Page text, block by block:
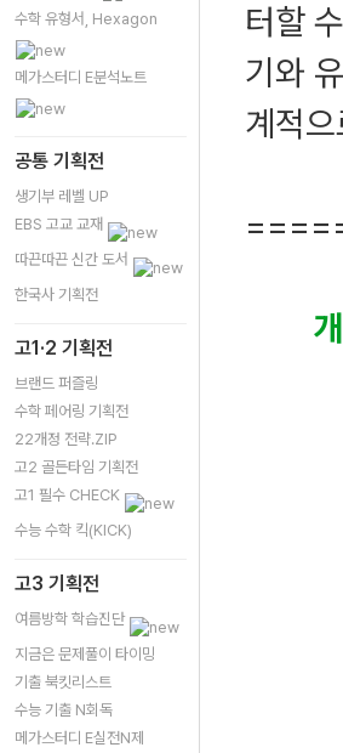
수학 유형서, Hexagon
메가스터디 E분석노트
공통 기획전
생기부 레벨 UP
EBS 고교 교재
따끈따끈 신간 도서
한국사 기획전
고1·2 기획전
브랜드 퍼즐링
수학 페어링 기획전
22개정 전략.ZIP
고2 골든타임 기획전
고1 필수 CHECK
수능 수학 킥(KICK)
고3 기획전
여름방학 학습진단
지금은 문제풀이 타이밍
기출 북킷리스트
수능 기출 N회독
메가스터디 E실전N제
터할
기와
계적